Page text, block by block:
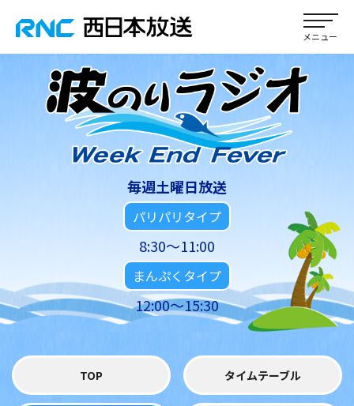
毎週土曜日放送
パリパリタイプ
8:30～11:00
まんぷくタイプ
12:00～15:30
TOP タイムテーブル